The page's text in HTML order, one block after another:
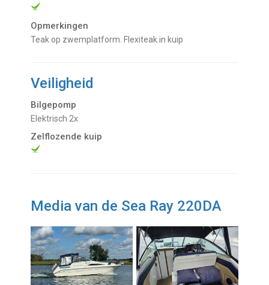
Opmerkingen
Teak op zwemplatform. Flexiteak in kuip
Veiligheid
Bilgepomp
Elektrisch 2x
Zelflozende kuip
Media van de Sea Ray 220DA